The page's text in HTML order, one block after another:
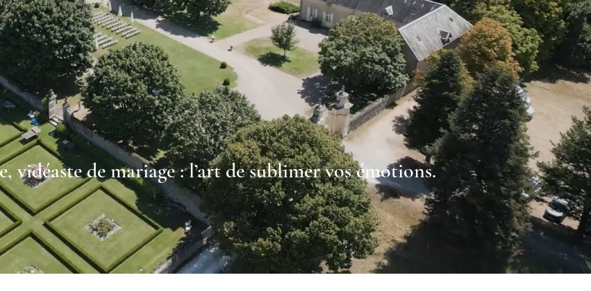
vidéaste de mariage : l’art de sublimer vos émotions.